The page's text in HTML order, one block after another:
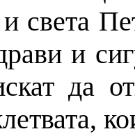
света
и
да